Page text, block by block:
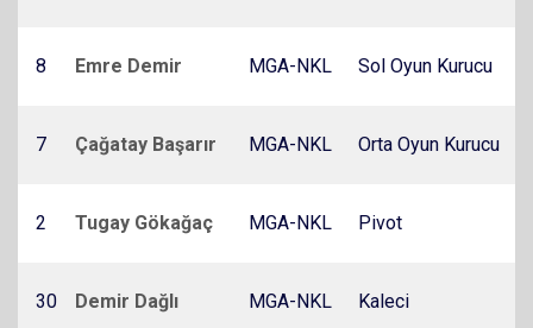
8 Emre Demir MGA-NKL Sol Oyun Kurucu
7 Çağatay Başarır MGA-NKL Orta Oyun Kurucu
2 Tugay Gökağaç MGA-NKL Pivot
30 Demir Dağlı MGA-NKL Kaleci